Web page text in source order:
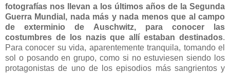
fotografías nos llevan a los últimos años de la Segunda
Guerra Mundial, nada más y nada menos que al campo
de exterminio de Auschwitz, para conocer las
costumbres de los nazis que allí estaban destinados.
Para conocer su vida, aparentemente tranquila, tomando el
sol o posando en grupo, como si no estuviesen siendo los
protagonistas de uno de los episodios más sangrientos y